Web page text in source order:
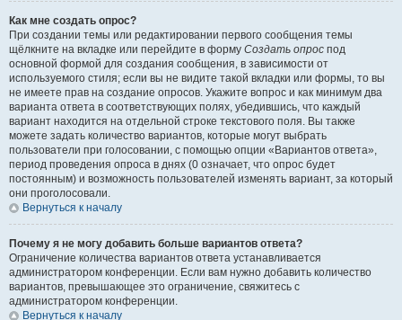
Как мне создать опрос?
При создании темы или редактировании первого сообщения темы
щёлкните на вкладке или перейдите в форму Создать опрос под
основной формой для создания сообщения, в зависимости от
используемого стиля; если вы не видите такой вкладки или формы, то вы
не имеете прав на создание опросов. Укажите вопрос и как минимум два
варианта ответа в соответствующих полях, убедившись, что каждый
вариант находится на отдельной строке текстового поля. Вы также
можете задать количество вариантов, которые могут выбрать
пользователи при голосовании, с помощью опции «Вариантов ответа»,
период проведения опроса в днях (0 означает, что опрос будет
постоянным) и возможность пользователей изменять вариант, за который
они проголосовали.
Вернуться к началу
Почему я не могу добавить больше вариантов ответа?
Ограничение количества вариантов ответа устанавливается
администратором конференции. Если вам нужно добавить количество
вариантов, превышающее это ограничение, свяжитесь с
администратором конференции.
Вернуться к началу